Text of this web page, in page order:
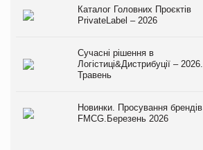
Каталог Головних Проєктів
PrivateLabel – 2026
Сучасні рішення в
Логістиці&Дистрибуції – 2026.
Травень
Новинки. Просування брендів
FMCG.Березень 2026